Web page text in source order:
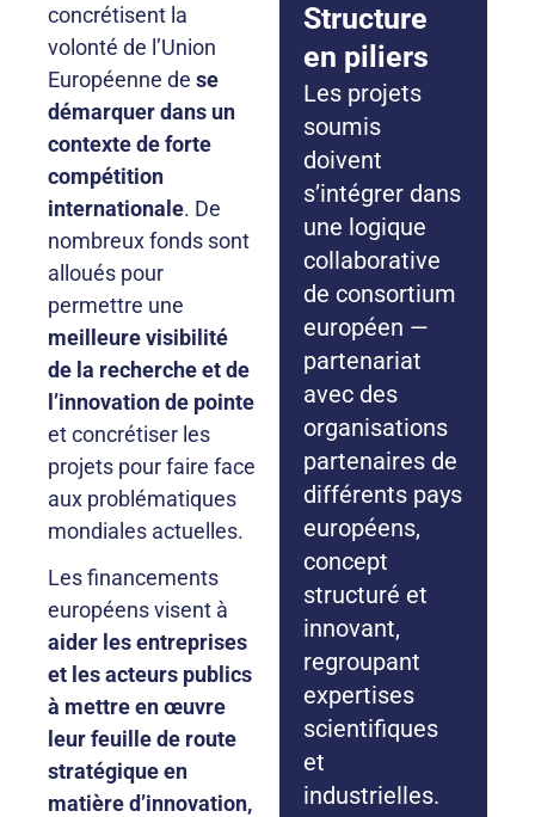
Structure
en piliers
Les projets
soumis
doivent
s’intégrer dans
une logique
collaborative
de consortium
européen —
partenariat
avec des
organisations
partenaires de
différents pays
européens,
concept
structuré et
innovant,
regroupant
expertises
scientifiques
et
industrielles.
concrétisent la
volonté de l’Union
Européenne de se
démarquer dans un
contexte de forte
compétition
internationale. De
nombreux fonds sont
alloués pour
permettre une
meilleure visibilité
de la recherche et de
l’innovation de pointe
et concrétiser les
projets pour faire face
aux problématiques
mondiales actuelles.
Les financements
européens visent à
aider les entreprises
et les acteurs publics
à mettre en œuvre
leur feuille de route
stratégique en
matière d’innovation,